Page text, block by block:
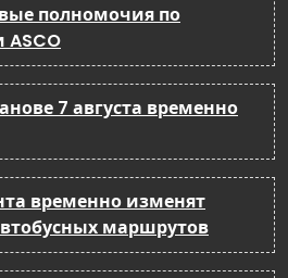
полномочия по
ASCO
7 августа временно
временно изменят
маршрутов